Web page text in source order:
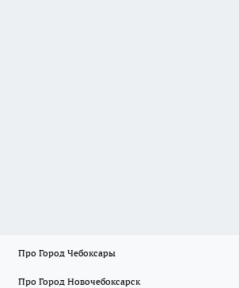
Про Город Чебоксары
Про Город Новочебоксарск